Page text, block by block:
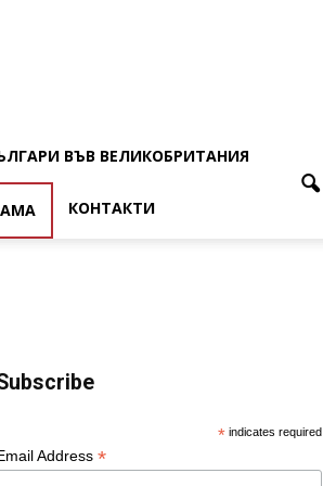
ВЪВ ВЕЛИКОБРИТАНИЯ
КОНТАКТИ
* indicates required
Address *